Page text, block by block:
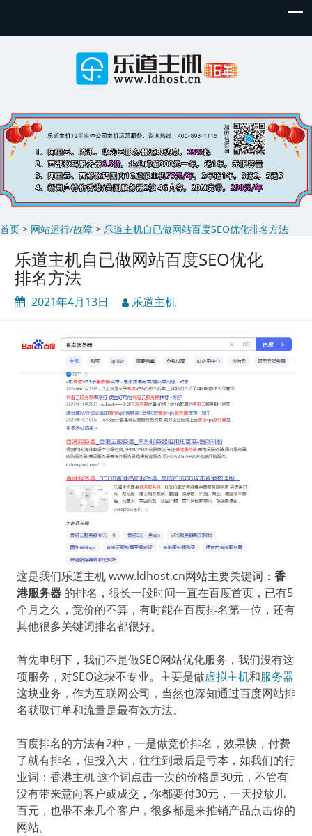
首页 > 网站运行/故障 > 乐道主机自已做网站百度SEO优化排名方法
乐道主机自已做网站百度SEO优化
排名方法
2021年4月13日 乐道主机
这是我们乐道主机 www.ldhost.cn网站主要关键词： 香
港服务器 的排名，很长一段时间一直在百度首页，已有5
个月之久，竞价的不算，有时能在百度排名第一位，还有
其他很多关键词排名都很好。
首先申明下，我们不是做SEO网站优化服务，我们没有这
项服务，对SEO这块不专业。主要是做虚拟主机和服务器
这块业务，作为互联网公司，当然也深知通过百度网站排
名获取订单和流量是最有效方法。
百度排名的方法有2种，一是做竞价排名，效果快，付费
了就有排名，但投入大，往往到最后是亏本，如我们的行
业词：香港主机 这个词点击一次的价格是30元，不管有
没有带来意向客户或成交，你都要付30元，一天投放几
百元，也带不来几个客户，很多都是来推销产品点击你的
网站。